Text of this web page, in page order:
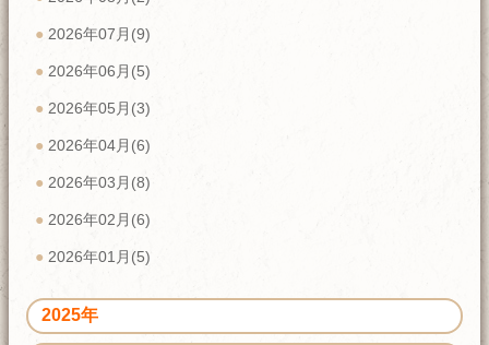
2026年07月(9)
2026年06月(5)
2026年05月(3)
2026年04月(6)
2026年03月(8)
2026年02月(6)
2026年01月(5)
2025年